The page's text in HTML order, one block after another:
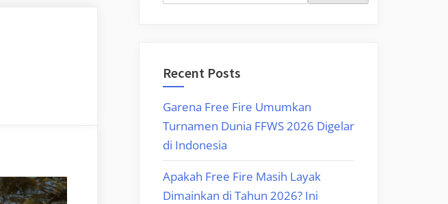
Recent Posts
Garena Free Fire Umumkan
Turnamen Dunia FFWS 2026 Digelar
di Indonesia
Apakah Free Fire Masih Layak
Dimainkan di Tahun 2026? Ini